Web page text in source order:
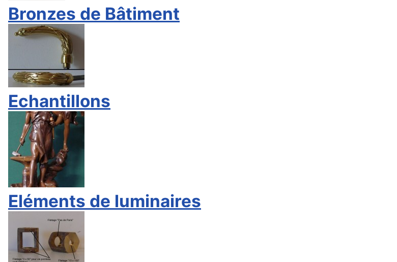
Bronzes de Bâtiment
Echantillons
Eléments de luminaires